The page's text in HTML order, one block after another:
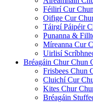
Féilirí Cur
Oifige Cur
Táirgí Páipéir
Punanna &
Míreanna Cur
Uirlisí
Bréagáin Chur Chun
Frisbees Chun
Cluichí Cur
Kites Chur
Bréagáin